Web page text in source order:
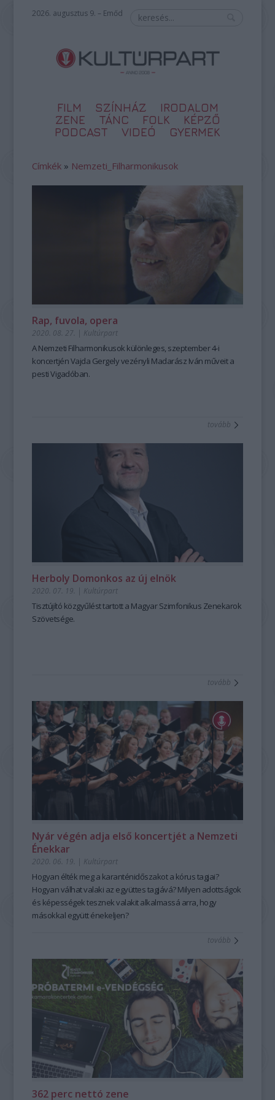
2026. augusztus 9. – Emőd
FILM SZÍNHÁZ
IRODALOM
ZENE
TÁNC FOLK
KÉPZŐ
PODCAST
VIDEÓ GYERMEK
Címkék » Nemzeti_Filharmonikusok
Rap, fuvola, opera
2020. 08. 27. | Kultúrpart
A Nemzeti Filharmonikusok különleges, szeptember 4-i
koncertjén Vajda Gergely vezényli Madarász Iván műveit a
pesti Vigadóban.
tovább
Herboly Domonkos az új elnök
2020. 07. 19. | Kultúrpart
Tisztújító közgyűlést tartott a Magyar Szimfonikus Zenekarok
Szövetsége.
tovább
Nyár végén adja első koncertjét a Nemzeti
Énekkar
2020. 06. 19. | Kultúrpart
Hogyan élték meg a karanténidőszakot a kórus tagjai?
Hogyan válhat valaki az együttes tagjává? Milyen adottságok
és képességek tesznek valakit alkalmassá arra, hogy
másokkal együtt énekeljen?
tovább
362 perc nettó zene